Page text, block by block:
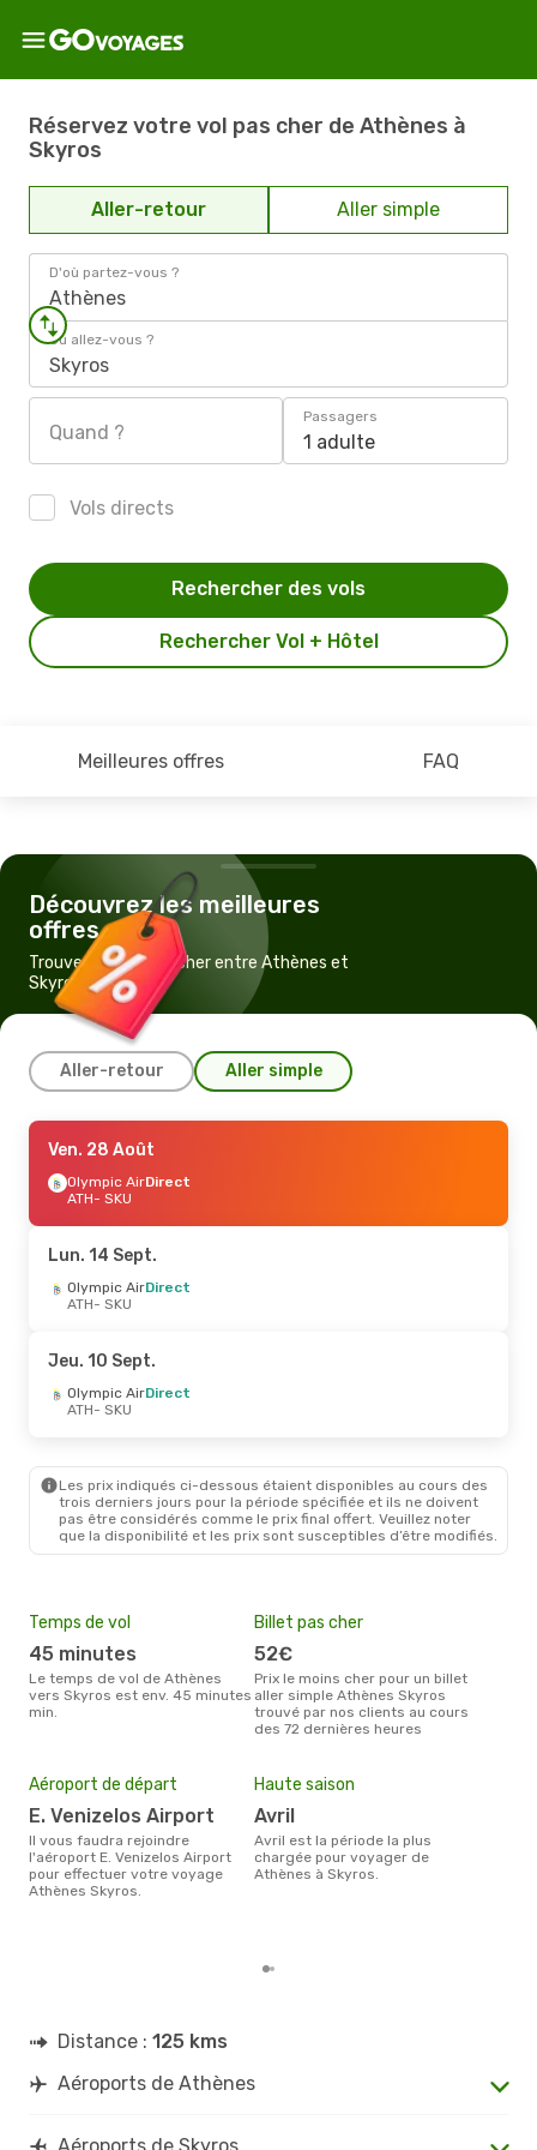
Réservez votre vol pas cher de Athènes à
Skyros
Aller-retour Aller simple
D'où partez-vous ?
Athènes
Où allez-vous ?
Skyros
Quand ?
Passagers
1 adulte
Vols directs
Rechercher Vol + Hôtel
Rechercher des vols
Meilleures offres FAQ
Découvrez les meilleures
offres
Trouvez un vol pas cher entre Athènes et
Skyros
Aller-retour Aller simple
Ven. 28 Août
Olympic AirDirect
ATH- SKU
SKU- ATH
Mar. 15 Sept.- Jeu. 24 Sept.
Olympic AirDirect
SKU- ATH
- SKU
Olympic AirDirect
SKU- ATH
Ven. 28 Août
Olympic AirDirect
ATH- SKU
Lun. 14 Sept.
Olympic AirDirect
ATH- SKU
Jeu. 10 Sept.
Olympic AirDirect
ATH- SKU
Les prix indiqués ci-dessous étaient disponibles au cours des
trois derniers jours pour la période spécifiée et ils ne doivent
pas être considérés comme le prix final offert. Veuillez noter
que la disponibilité et les prix sont susceptibles d’être modifiés.
Temps de vol
45 minutes
Le temps de vol de Athènes
vers Skyros est env. 45 minutes
min.
Billet pas cher
52€
Prix le moins cher pour un billet
aller simple Athènes Skyros
trouvé par nos clients au cours
des 72 dernières heures
Aéroport de départ
E. Venizelos Airport
Il vous faudra rejoindre
l'aéroport E. Venizelos Airport
pour effectuer votre voyage
Athènes Skyros.
Haute saison
avril
avril est la période la plus
chargée pour voyager de
Athènes à Skyros.
Distance : 125 kms
Aéroports de Athènes